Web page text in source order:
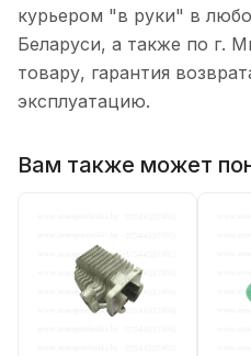
курьером "в руки" в
Беларуси, а также по г.
товару, гарантия
эксплуатацию.
Вам также может